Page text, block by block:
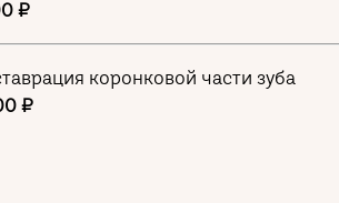
₽
коронковой части зуба
₽